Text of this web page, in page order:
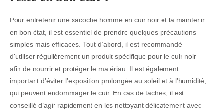
Pour entretenir une sacoche homme en cuir noir et la maintenir
en bon état, il est essentiel de prendre quelques précautions
simples mais efficaces. Tout d’abord, il est recommandé
d’utiliser régulièrement un produit spécifique pour le cuir noir
afin de nourrir et protéger le matériau. Il est également
important d’éviter l’exposition prolongée au soleil et à l’humidité,
qui peuvent endommager le cuir. En cas de taches, il est
conseillé d’agir rapidement en les nettoyant délicatement avec